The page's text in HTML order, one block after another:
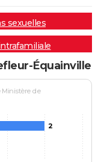
sexuelles
Équainville
Ministère de
2